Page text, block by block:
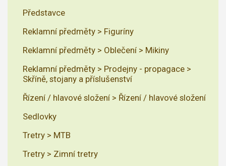
Představce
Reklamní předměty > Figuríny
Reklamní předměty > Oblečení > Mikiny
Reklamní předměty > Prodejny - propagace >
Skříně, stojany a příslušenství
Řízení / hlavové složení > Řízení / hlavové složení
Sedlovky
Tretry > MTB
Tretry > Zimní tretry